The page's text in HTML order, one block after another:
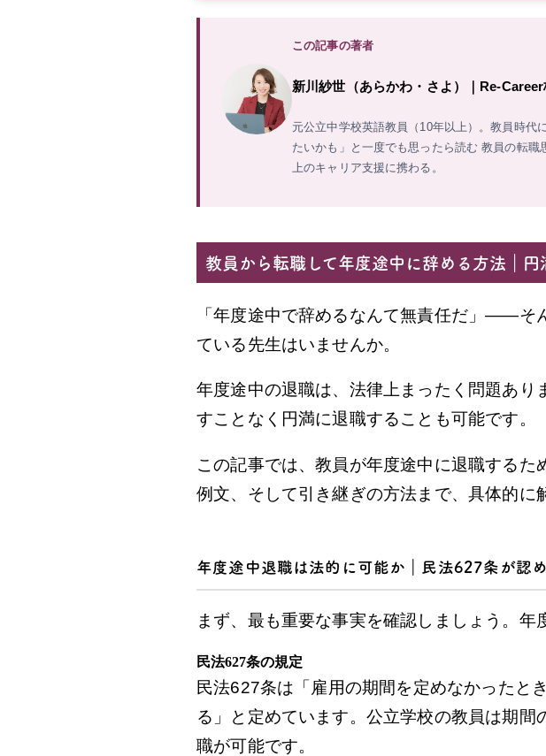
この記事の著者
新川紗世（あらかわ・さよ）｜Re-
元公立中学校英語教員（10年以上）。教員時代
たいかも」と一度でも思ったら読む 教員の転
上のキャリア支援に携わる。
教員から転職して年度途中に辞める方法｜
「年度途中で辞めるなんて無責任だ」——そ
ている先生はいませんか。
年度途中の退職は、法律上まったく問題あ
すことなく円満に退職することも可能です。
この記事では、教員が年度途中に退職する
例文、そして引き継ぎの方法まで、具体的に
年度途中退職は法的に可能か｜民法627条が認め
まず、最も重要な事実を確認しましょう。年
民法627条の規定
民法627条は「雇用の期間を定めなかったと
る」と定めています。公立学校の教員は期
職が可能です。